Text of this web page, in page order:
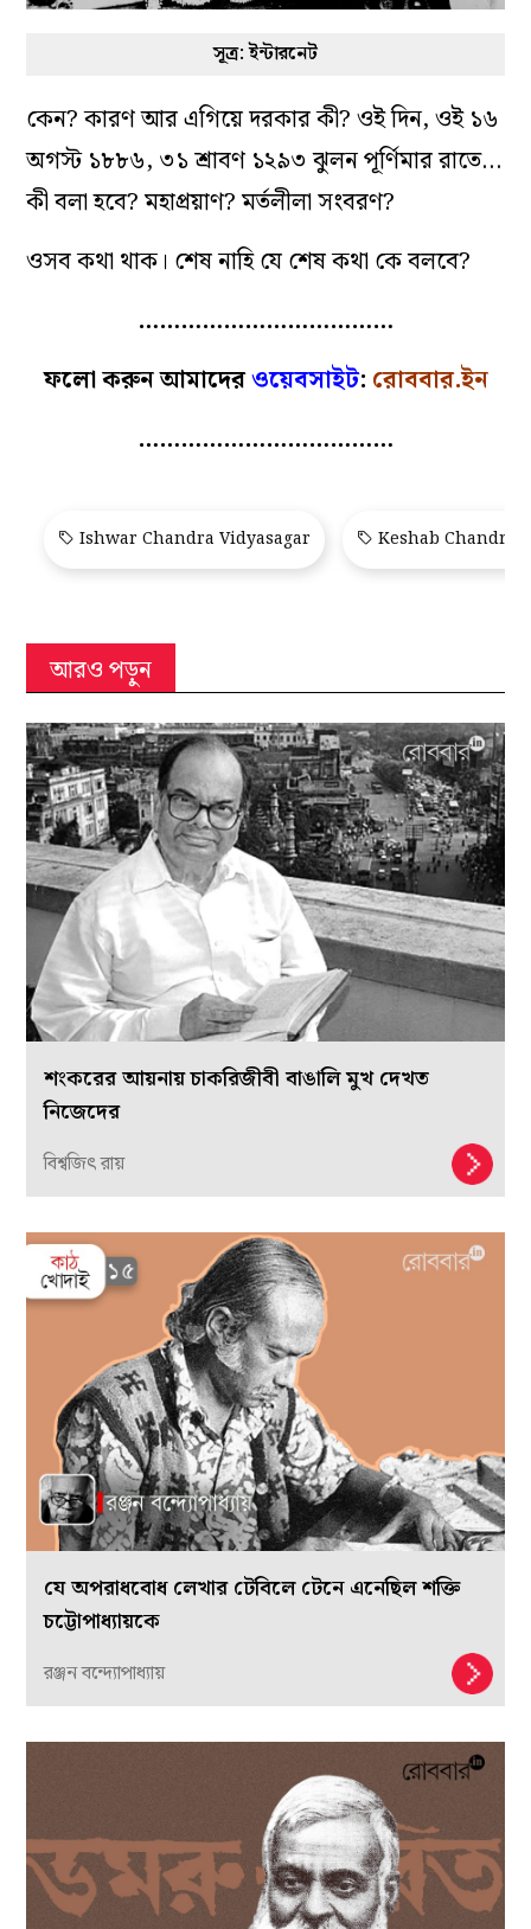
সূত্র: ইন্টারনেট
কেন? কারণ আর এগিয়ে দরকার কী? ওই দিন, ওই ১৬
অগস্ট ১৮৮৬, ৩১ শ্রাবণ ১২৯৩ ঝুলন পূর্ণিমার রাতে…
কী বলা হবে? মহাপ্রয়াণ? মর্তলীলা সংবরণ?
ওসব কথা থাক। শেষ নাহি যে শেষ কথা কে বলবে?
………………………………
ফলো করুন আমাদেরওয়েবসাইট: রোববার.ইন
………………………………
Ishwar Chandra Vidyasagar Keshab Chandra
আরও পড়ুন
শংকরের আয়নায় চাকরিজীবী বাঙালি মুখ দেখত
নিজেদের
বিশ্বজিৎ রায়
যে অপরাধবোধ লেখার টেবিলে টেনে এনেছিল শক্তি
চট্টোপাধ্যায়কে
রঞ্জন বন্দ্যোপাধ্যায়